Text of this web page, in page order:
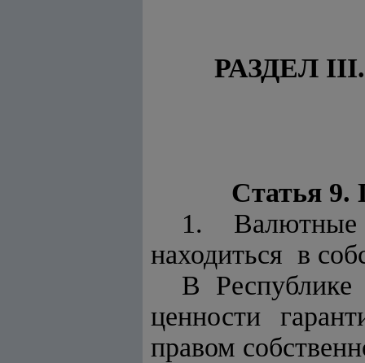
РАЗДЕЛ
Статья 9.
1. Валютные
находиться в
В
ценности
правом